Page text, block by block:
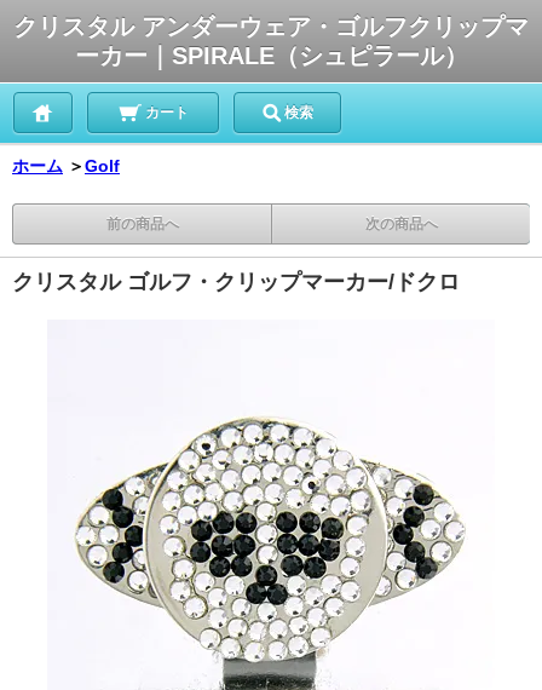
クリスタル アンダーウェア・ゴルフクリップマ
ーカー｜SPIRALE（シュピラール）
カート 検索
ホーム ＞Golf
前の商品へ 次の商品へ
クリスタル ゴルフ・クリップマーカー/ドクロ